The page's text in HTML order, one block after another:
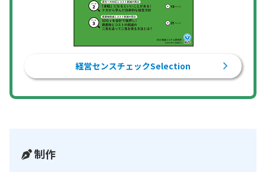
経営センスチェックSelection
制作